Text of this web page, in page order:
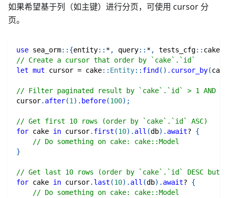
如果希望基于列（如主键）进行分页，可使用 cursor 分
页。
use sea_orm:: {entity:: *, query:: *, tests_cfg:: cake
// Create a cursor that order by `cake`.`id`
let mut cursor = cake:: Entity:: find ( ) . cursor_by(cake
// Filter paginated result by `cake`.`id` > 1 AND
cursor. after(1 ) . before(100) ;
// Get first 10 rows (order by `cake`.`id` ASC)
for cake in cursor. first (10) . all (db) . await?
{
// Do something on cake: cake::Model
}
// Get last 10 rows (order by `cake`.`id` DESC but
for cake in cursor. last (10) . all (db) . await?
{
// Do something on cake: cake::Model